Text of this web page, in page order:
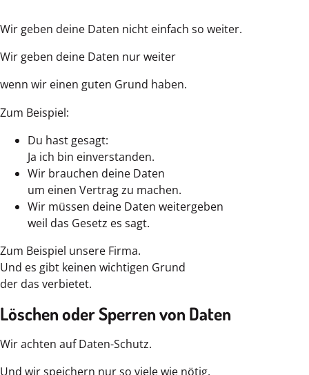
Wir geben deine Daten nicht einfach so weiter.
Wir geben deine Daten nur weiter
wenn wir einen guten Grund haben.
Zum Beispiel:
Du hast gesagt:
Ja ich bin einverstanden.
Wir brauchen deine Daten
um einen Vertrag zu machen.
Wir müssen deine Daten weitergeben
weil das Gesetz es sagt.
Zum Beispiel unsere Firma.
Und es gibt keinen wichtigen Grund
der das verbietet.
Löschen oder Sperren von Daten
Wir achten auf Daten-Schutz.
Und wir speichern nur so viele wie nötig.